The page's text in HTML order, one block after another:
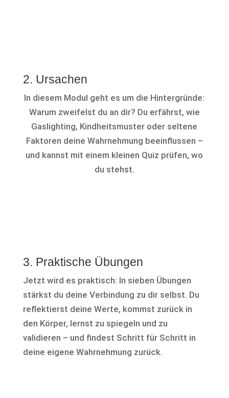
2. Ursachen
In diesem Modul geht es um die Hintergründe:
Warum zweifelst du an dir? Du erfährst, wie
Gaslighting, Kindheitsmuster oder seltene
Faktoren deine Wahrnehmung beeinflussen –
und kannst mit einem kleinen Quiz prüfen, wo
du stehst.
3. Praktische Übungen
Jetzt wird es praktisch: In sieben Übungen
stärkst du deine Verbindung zu dir selbst. Du
reflektierst deine Werte, kommst zurück in
den Körper, lernst zu spiegeln und zu
validieren – und findest Schritt für Schritt in
deine eigene Wahrnehmung zurück.